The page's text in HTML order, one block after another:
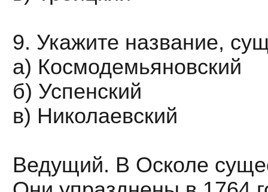
9. Укажите название,
а) Космодемьяновский
б) Успенский
в) Николаевский
Ведущий. В Осколе